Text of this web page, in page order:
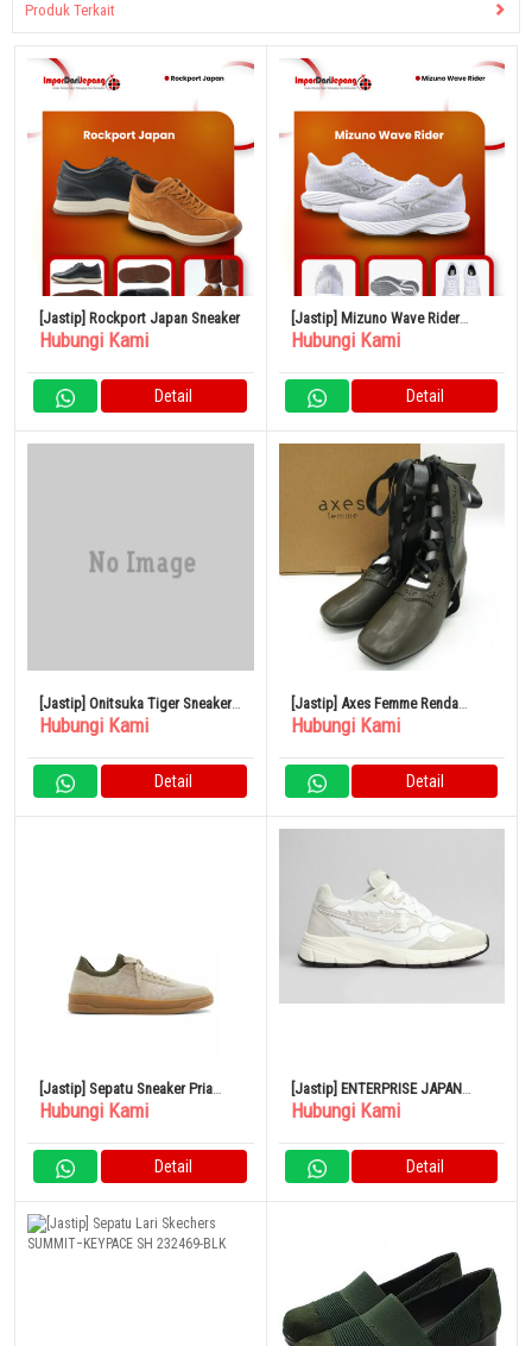
Produk Terkait
[Jastip] Rockport Japan Sneaker
Hubungi Kami
Detail
[Jastip] Mizuno Wave Rider
Snickers
Hubungi Kami
Detail
[Jastip] Onitsuka Tiger Sneakers
Japan
Hubungi Kami
Detail
[Jastip] Axes Femme Renda
Ghillie Boots Sepatu TL623X105
Hubungi Kami
Detail
[Jastip] Sepatu Sneaker Pria
Aldo Sepatu Mitchell Bone
Hubungi Kami
Detail
[Jastip] ENTERPRISE JAPAN
Sepatu Kets Putih Pria 2024
Hubungi Kami
Detail